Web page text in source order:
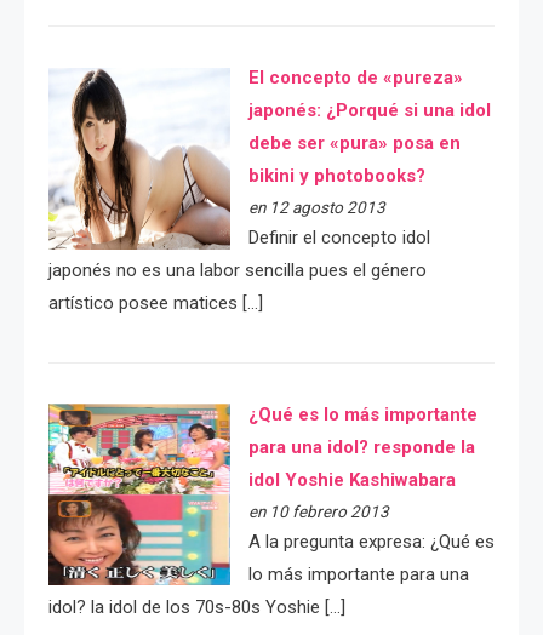
El concepto de «pureza»
japonés: ¿Porqué si una idol
debe ser «pura» posa en
bikini y photobooks?
en 12 agosto 2013
Definir el concepto idol
japonés no es una labor sencilla pues el género
artístico posee matices […]
¿Qué es lo más importante
para una idol? responde la
idol Yoshie Kashiwabara
en 10 febrero 2013
A la pregunta expresa: ¿Qué es
lo más importante para una
idol? la idol de los 70s-80s Yoshie […]